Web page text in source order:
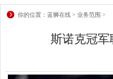
你的位置： 蓝狮在线 > 业务范围 >
斯诺克冠